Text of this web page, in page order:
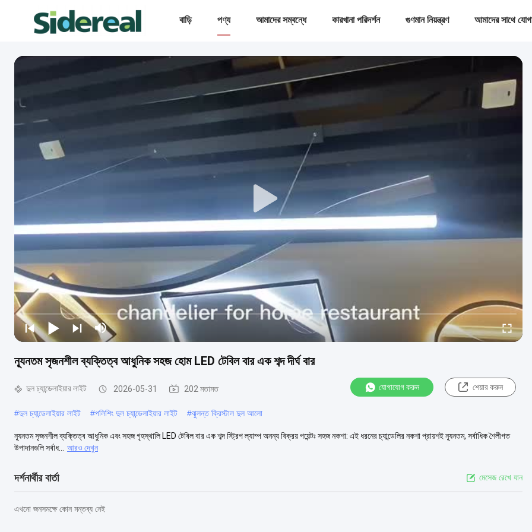
বাড়ি পণ্য আমাদের সম্বন্ধে কারখানা পরিদর্শন গুণমান নিয়ন্ত্রণ আমাদের সাথে
ন্যূনতম সৃজনশীল ব্যক্তিত্ব আধুনিক সহজ হোম LED টেবিল বার এক শব্দ দীর্ঘ বার
দুল চ্যান্ডেলাইয়ার লাইট 2026-05-31 202 মতামত যোগাযোগ করুন শেয়ার করুন
#দুল চ্যান্ডেলাইয়ার লাইট #পলিশিং দুল চ্যান্ডেলাইয়ার লাইট #ঝুলন্ত ক্রিস্টাল দুল আলো
ন্যূনতম সৃজনশীল ব্যক্তিত্ব আধুনিক এবং সহজ গৃহস্থালি LED টেবিল বার এক শব্দ স্ট্রিপ ল্যাম্প অনন্য বিক্রয় পয়েন্টঃ সহজ নকশা: এই ধরনের চ্যান্ডেলির নকশা প্রায়শই ন্যূনতম, সর্বাধিক শৈলীগত
উপাদানগুলি সর্বাধ...
আরও দেখুন
দর্শনার্থীর বার্তা মেসেজ রেখে যান
এখনো জনসমক্ষে কোন মন্তব্য নেই